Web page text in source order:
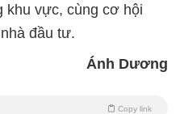
khu vực, cùng cơ hội
đầu tư.
Ánh Dương
Copy link